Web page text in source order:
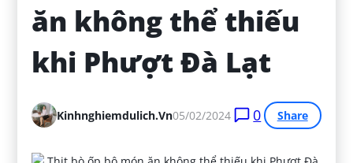
ăn không thể thiếu
khi Phượt Đà Lạt
Kinhnghiemdulich.vn05/02/2024 0 Share